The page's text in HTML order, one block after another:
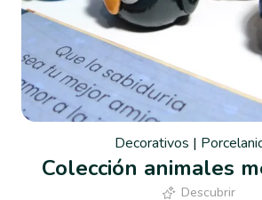
Decorativos |
Colección animales
Descubrir